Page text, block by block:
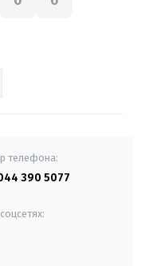
телефона:
390 5077